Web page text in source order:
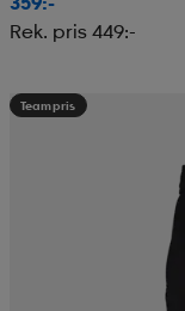
Rek. pris 449:-
Teampris